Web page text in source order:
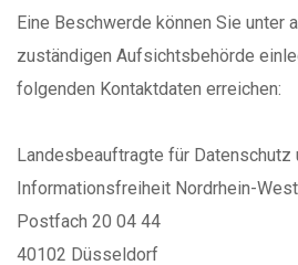
Eine Beschwerde können Sie unter
zuständigen Aufsichtsbehörde
folgenden Kontaktdaten erreichen:
Landesbeauftragte für Datenschutz
Informationsfreiheit Nordrhein-
Postfach 20 04 44
40102 Düsseldorf